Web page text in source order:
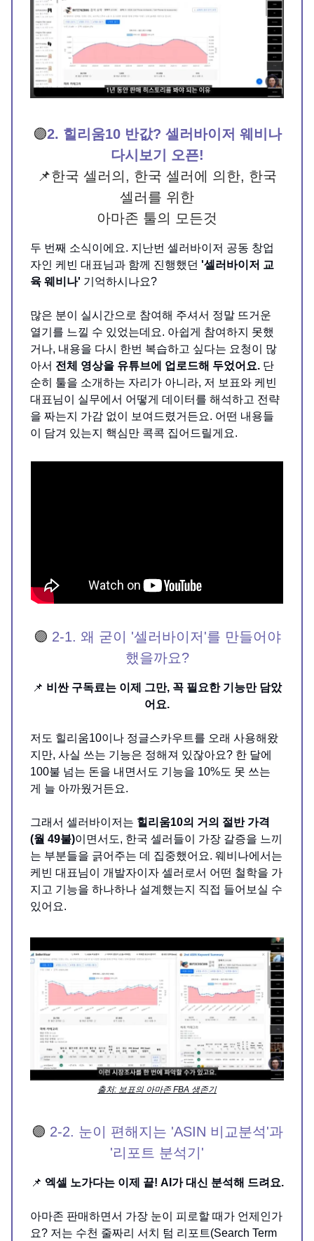
🟣2. 힐리움10 반값? 셀러바이저 웨비나
다시보기 오픈!
📌한국 셀러의, 한국 셀러에 의한, 한국
셀러를 위한
아마존 툴의 모든것
두 번째 소식이에요. 지난번 셀러바이저 공동 창업
자인 케빈 대표님과 함께 진행했던 '셀러바이저 교
육 웨비나' 기억하시나요?
많은 분이 실시간으로 참여해 주셔서 정말 뜨거운
열기를 느낄 수 있었는데요. 아쉽게 참여하지 못했
거나, 내용을 다시 한번 복습하고 싶다는 요청이 많
아서 전체 영상을 유튜브에 업로드해 두었어요. 단
순히 툴을 소개하는 자리가 아니라, 저 보표와 케빈
대표님이 실무에서 어떻게 데이터를 해석하고 전략
을 짜는지 가감 없이 보여드렸거든요. 어떤 내용들
이 담겨 있는지 핵심만 콕콕 집어드릴게요.
🟣 2-1. 왜 굳이 '셀러바이저'를 만들어야
했을까요?
📌 비싼 구독료는 이제 그만, 꼭 필요한 기능만 담았
어요.
저도 힐리움10이나 정글스카우트를 오래 사용해왔
지만, 사실 쓰는 기능은 정해져 있잖아요? 한 달에
100불 넘는 돈을 내면서도 기능을 10%도 못 쓰는
게 늘 아까웠거든요.
그래서 셀러바이저는 힐리움10의 거의 절반 가격
(월 49불)이면서도, 한국 셀러들이 가장 갈증을 느끼
는 부분들을 긁어주는 데 집중했어요. 웨비나에서는
케빈 대표님이 개발자이자 셀러로서 어떤 철학을 가
지고 기능을 하나하나 설계했는지 직접 들어보실 수
있어요.
출처: 보표의 아마존 FBA 생존기
🟣 2-2. 눈이 편해지는 'ASIN 비교분석'과
'리포트 분석기'
📌 엑셀 노가다는 이제 끝! AI가 대신 분석해 드려요.
아마존 판매하면서 가장 눈이 피로할 때가 언제인가
요? 저는 수천 줄짜리 서치 텀 리포트(Search Term